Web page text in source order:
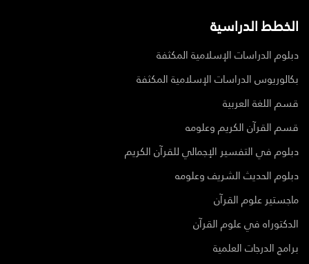
الخطط الدراسية
دبلوم الدراسات الإسلامية المكثفة
بكالوريوس الدراسات الإسلامية المكثفة
قسم اللغة العربية
قسم القرآن الكريم وعلومه
دبلوم في التفسير الإجمالي للقرآن الكريم
دبلوم الحديث الشريف وعلومه
ماجستير علوم القرآن
الدكتوراه في علوم القرآن
برامج الدرجات العلمية